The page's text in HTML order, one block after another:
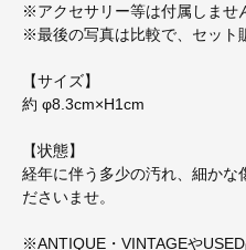
※アクセサリー等は付属しませ
※最後の写真は比較で、セット
【サイズ】
約 φ8.3cm×H1cm
【状態】
経年に伴う多少の汚れ、細かな
ださいませ。
※ANTIQUE・VINTAGEや